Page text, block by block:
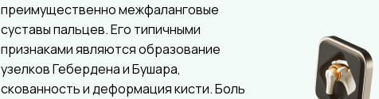
преимущественно межфаланговые
суставы пальцев. Его типичными
признаками являются образование
узелков Гебердена и Бушара,
скованность и деформация кисти. Боль